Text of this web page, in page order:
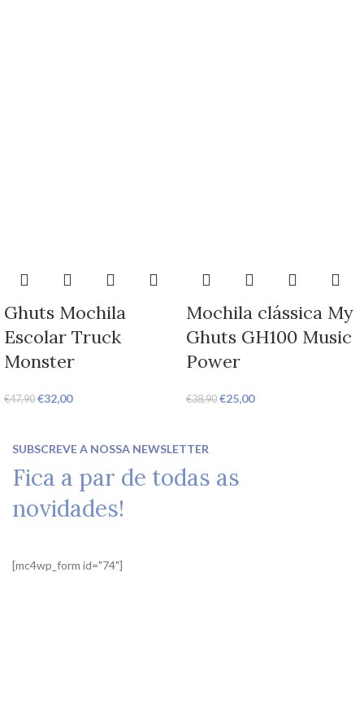
Ghuts Mochila
Escolar Truck
Monster
€47,90 €32,00
Mochila clássica My
Ghuts GH100 Music
Power
€38,90 €25,00
SUBSCREVE A NOSSA NEWSLETTER
Fica a par de todas as
novidades!
[mc4wp_form id="74"]